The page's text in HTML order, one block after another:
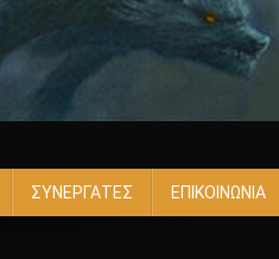
ΣΥΝΕΡΓΑΤΕΣ ΕΠΙΚΟΙΝΩΝΙΑ